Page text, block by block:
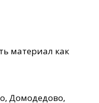
материал как
Домодедово,